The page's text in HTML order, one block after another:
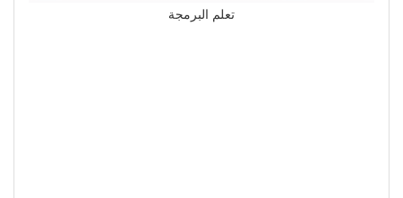
تعلم البرمجة